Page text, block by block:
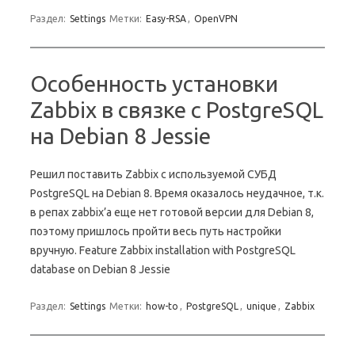
Раздел: Settings Метки: Easy-RSA, OpenVPN
Особенность установки
Zabbix в связке с PostgreSQL
на Debian 8 Jessie
Решил поставить Zabbix с используемой СУБД
PostgreSQL на Debian 8. Время оказалось неудачное, т.к.
в репах zabbix’а еще нет готовой версии для Debian 8,
поэтому пришлось пройти весь путь настройки
вручную. Feature Zabbix installation with PostgreSQL
database on Debian 8 Jessie
Раздел: Settings Метки: how-to , PostgreSQL , unique , Zabbix